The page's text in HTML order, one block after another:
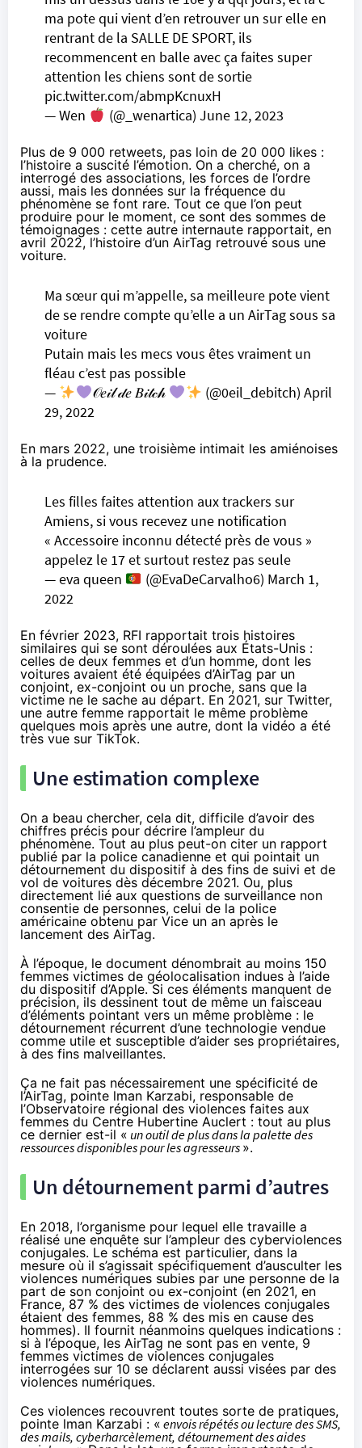
ma pote qui vient d’en retrouver un sur elle en
rentrant de la SALLE DE SPORT, ils
recommencent en balle avec ça faites super
attention les chiens sont de sortie
pic.twitter.com/abmpKcnuxH
— Wen
(@_wenartica) June 12, 2023
Plus de 9 000 retweets, pas loin de 20 000 likes :
l’histoire a suscité l’émotion. On a cherché, on a
interrogé des associations, les forces de l’ordre
aussi, mais les données sur la fréquence du
phénomène se font rare. Tout ce que l’on peut
produire pour le moment, ce sont des sommes de
témoignages : cette autre internaute rapportait, en
avril 2022, l’histoire d’un AirTag retrouvé sous une
voiture.
Ma sœur qui m’appelle, sa meilleure pote vient
de se rendre compte qu’elle a un AirTag sous sa
voiture
Putain mais les mecs vous êtes vraiment un
fléau c’est pas possible
—
𝒪𝑒𝒾𝓁 𝒹𝑒 𝐵𝒾𝓉𝒸𝒽 (@0eil_debitch) April
29, 2022
En mars 2022, une troisième intimait les amiénoises
à la prudence.
Les filles faites attention aux trackers sur
Amiens, si vous recevez une notification
« Accessoire inconnu détecté près de vous »
appelez le 17 et surtout restez pas seule
— eva queen
(@EvaDeCarvalho6) March 1,
2022
En février 2023, RFI rapportait trois histoires
similaires qui se sont déroulées aux États-Unis :
celles de deux femmes et d’un homme, dont les
voitures avaient été équipées d’AirTag par un
conjoint, ex-conjoint ou un proche, sans que la
victime ne le sache au départ. En 2021, sur Twitter,
une autre femme rapportait le même problème
quelques mois après une autre, dont la vidéo a été
très vue sur TikTok.
Une estimation complexe
On a beau chercher, cela dit, difficile d’avoir des
chiffres précis pour décrire l’ampleur du
phénomène. Tout au plus peut-on citer un rapport
publié par la police canadienne et qui pointait un
détournement du dispositif à des fins de suivi et de
vol de voitures dès décembre 2021. Ou, plus
directement lié aux questions de surveillance non
consentie de personnes, celui de la police
américaine obtenu par Vice un an après le
lancement des AirTag.
À l’époque, le document dénombrait au moins 150
femmes victimes de géolocalisation indues à l’aide
du dispositif d’Apple. Si ces éléments manquent de
précision, ils dessinent tout de même un faisceau
d’éléments pointant vers un même problème : le
détournement récurrent d’une technologie vendue
comme utile et susceptible d’aider ses propriétaires,
à des fins malveillantes.
Ça ne fait pas nécessairement une spécificité de
l’AirTag, pointe lman Karzabi, responsable de
l’Observatoire régional des violences faites aux
femmes du Centre Hubertine Auclert : tout au plus
ce dernier est-il « un outil de plus dans la palette des
ressources disponibles pour les agresseurs ».
Un détournement parmi d’autres
En 2018, l’organisme pour lequel elle travaille a
réalisé une enquête sur l’ampleur des cyberviolences
conjugales. Le schéma est particulier, dans la
mesure où il s’agissait spécifiquement d’ausculter les
violences numériques subies par une personne de la
part de son conjoint ou ex-conjoint (en 2021, en
France, 87 % des victimes de violences conjugales
étaient des femmes, 88 % des mis en cause des
hommes). Il fournit néanmoins quelques indications :
si à l’époque, les AirTag ne sont pas en vente, 9
femmes victimes de violences conjugales
interrogées sur 10 se déclarent aussi visées par des
violences numériques.
Ces violences recouvrent toutes sorte de pratiques,
pointe lman Karzabi : « envois répétés ou lecture des SMS,
des mails, cyberharcèlement, détournement des aides